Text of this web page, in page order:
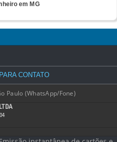
em MG
CONTATO
Paulo (WhatsApp/Fone)